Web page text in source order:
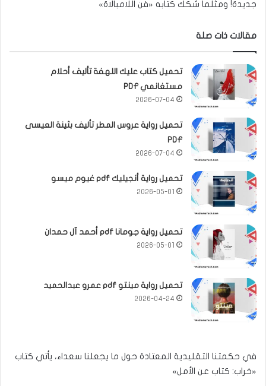
جديدة! ومثلما شكك كتابه «فن اللامبالاة»
مقالات ذات صلة
تحميل كتاب عليك اللهفة تأليف أحلام
مستغانمي PDF
2026-07-04
تحميل رواية عروس المطر تأليف بثينة العيسى
PDF
2026-07-04
تحميل رواية أنجيليك pdf غيوم ميسو
2026-05-01
تحميل رواية جومانا pdf أحمد آل حمدان
2026-05-01
تحميل رواية مينتو pdf عمرو عبدالحميد
2026-04-24
في حكمتنا التقليدية المعتادة حول ما يجعلنا سعداء، يأتي كتاب
«خراب: كتاب عن الأمل»